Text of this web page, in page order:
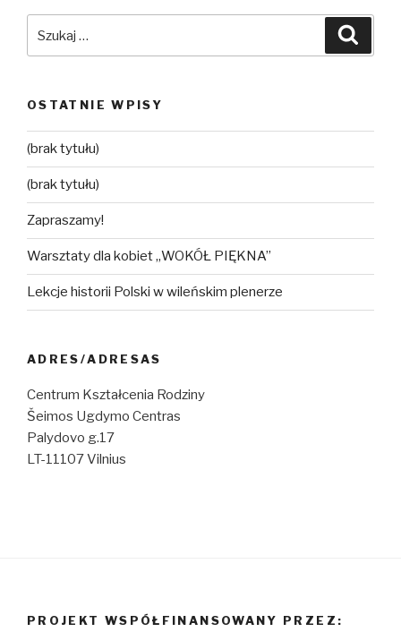
OSTATNIE WPISY
(brak tytułu)
(brak tytułu)
Zapraszamy!
Warsztaty dla kobiet „WOKÓŁ PIĘKNA”
Lekcje historii Polski w wileńskim plenerze
ADRES/ADRESAS
Centrum Kształcenia Rodziny
Šeimos Ugdymo Centras
Palydovo g.17
LT-11107 Vilnius
PROJEKT WSPÓŁFINANSOWANY PRZEZ: